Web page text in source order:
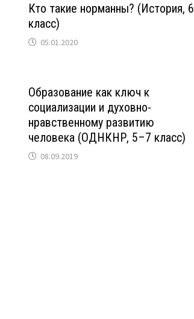
Кто такие норманны? (История, 6
класс)
05.01.2020
Образование как ключ к
социализации и духовно-
нравственному развитию
человека (ОДНКНР, 5–7 класс)
08.09.2019